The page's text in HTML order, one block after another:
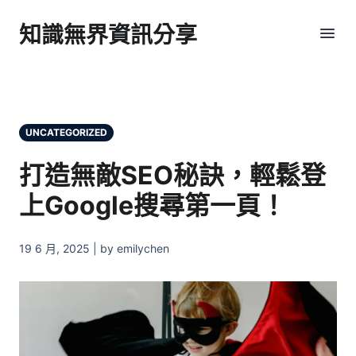
知識無界資訊分享
UNCATEGORIZED
打造無敵SEO秘訣，輕鬆登
上Google搜尋第一頁！
19 6 月, 2025 | by emilychen